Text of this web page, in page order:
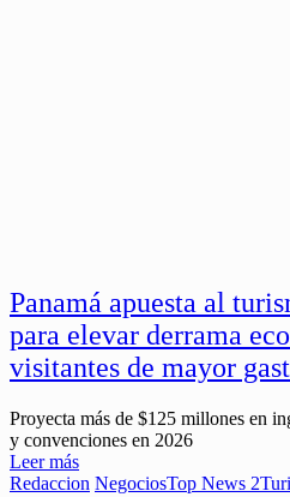
Panamá apuesta al
para elevar derrama
visitantes de mayor
Proyecta más de $125 millones en
y convenciones en 2026
Leer más
Redaccion NegociosTop News 2